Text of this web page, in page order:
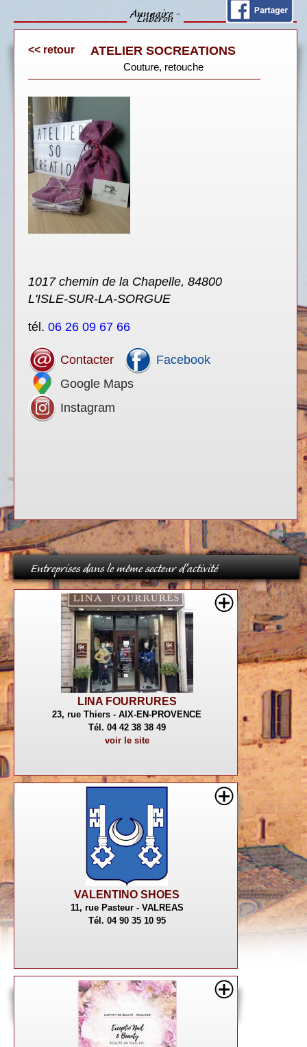
Annuaire -
Luberon
<< retour ATELIER SOCREATIONS
Couture, retouche
1017 chemin de la Chapelle, 84800
L'ISLE-SUR-LA-SORGUE
tél.06 26 09 67 66
Contacter
Facebook
Google Maps
Instagram
Entreprises dans le même secteur d'activité
LINA FOURRURES
23, rue Thiers - AIX-EN-PROVENCE
Tél. 04 42 38 38 49
voir le site
VALENTINO SHOES
11, rue Pasteur - VALREAS
Tél. 04 90 35 10 95